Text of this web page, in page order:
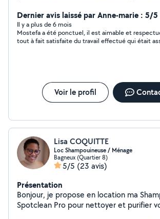
Dernier avis laissé par Anne-marie : 5/5
Il y a plus de 6 mois
Mostefa a été ponctuel, il est aimable et
tout à fait satisfaite du travail effectué qui était
Voir le profil
Lisa COQUITTE
Loc Shampouineuse / Ménage
Bagneux (Quartier 8)
5/5 (23 avis)
Présentation
Bonjour, je propose en location ma
Spotclean Pro pour nettoyer et purifier